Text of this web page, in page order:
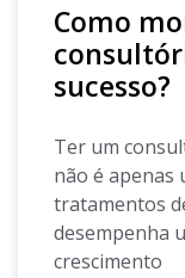
Como
sucesso?
Ter um
não é apenas
tratamentos
desempenha
crescimento